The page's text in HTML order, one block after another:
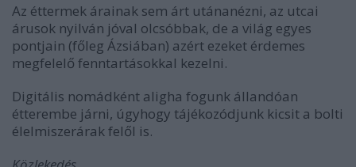
Az éttermek árainak sem árt utánanézni, az utcai
árusok nyilván jóval olcsóbbak, de a világ egyes
pontjain (főleg Ázsiában) azért ezeket érdemes
megfelelő fenntartásokkal kezelni.
Digitális nomádként aligha fogunk állandóan
étterembe járni, úgyhogy tájékozódjunk kicsit a bolti
élelmiszerárak felől is.